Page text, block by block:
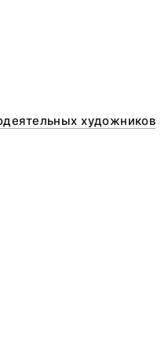
художников